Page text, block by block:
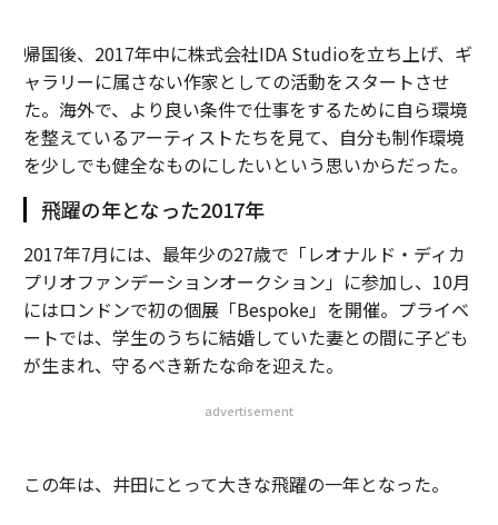
帰国後、2017年中に株式会社IDA Studioを立ち上げ、ギ
ャラリーに属さない作家としての活動をスタートさせ
た。海外で、より良い条件で仕事をするために自ら環境
を整えているアーティストたちを見て、自分も制作環境
を少しでも健全なものにしたいという思いからだった。
飛躍の年となった2017年
2017年7月には、最年少の27歳で「レオナルド・ディカ
プリオファンデーションオークション」に参加し、10月
にはロンドンで初の個展「Bespoke」を開催。プライベ
ートでは、学生のうちに結婚していた妻との間に子ども
が生まれ、守るべき新たな命を迎えた。
advertisement
この年は、井田にとって大きな飛躍の一年となった。